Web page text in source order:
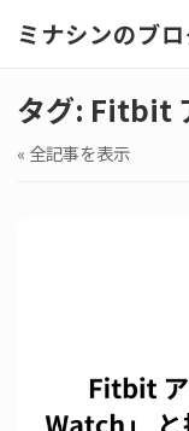
ミナシンのブ
タグ: Fitbit
« 全記事を表示